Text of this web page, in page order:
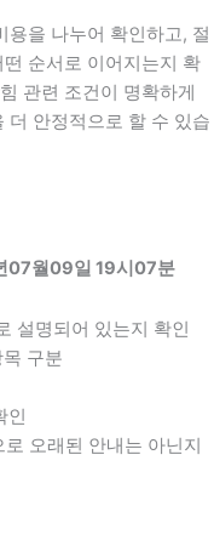
용을 나누어 확인하고, 절
순서로 이어지는지 확
관련 조건이 명확하게
더 안정적으로 할 수 있습
07월09일 19시07분
설명되어 있는지 확인
구분
인
오래된 안내는 아닌지